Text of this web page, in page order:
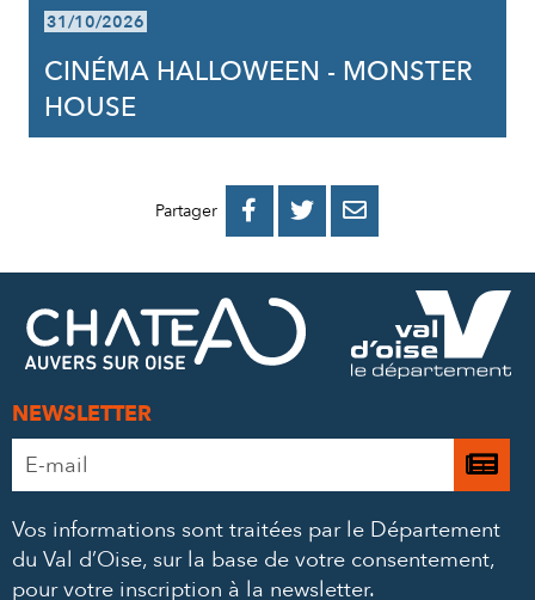
31/10/2026
CINÉMA HALLOWEEN - MONSTER
HOUSE
Partager 
PARTAGER
FACEBOOK
PARTAGER
PARTAGER
MAIL
NEWSLETTER
Adresse
e-
*
Je
à
Vos informations sont traitées par le Département
du Val d’Oise, sur la base de votre consentement,
pour votre inscription à la newsletter.